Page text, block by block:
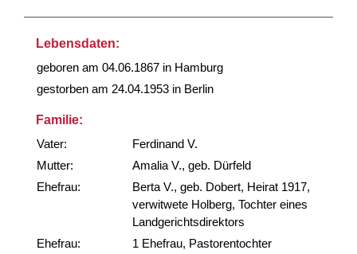
Lebensdaten:
geboren am 04.06.1867 in Hamburg
gestorben am 24.04.1953 in Berlin
Familie:
Vater:
Ferdinand V.
Mutter:
Amalia V., geb. Dürfeld
Ehefrau:
Berta V., geb. Dobert, Heirat 1917,
verwitwete Holberg, Tochter eines
Landgerichtsdirektors
Ehefrau:
1 Ehefrau, Pastorentochter